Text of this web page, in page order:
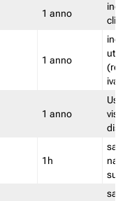
1 anno
1 anno
iva/
1 anno
1h
salva
su
salva